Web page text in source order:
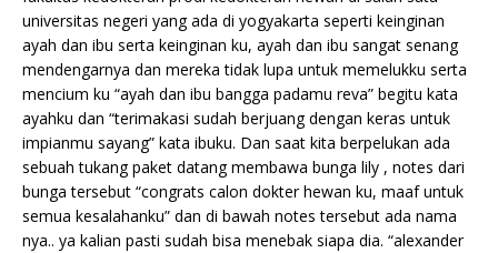
universitas negeri yang ada di yogyakarta seperti keinginan
ayah dan ibu serta keinginan ku, ayah dan ibu sangat senang
mendengarnya dan mereka tidak lupa untuk memelukku serta
mencium ku “ayah dan ibu bangga padamu reva” begitu kata
ayahku dan “terimakasi sudah berjuang dengan keras untuk
impianmu sayang” kata ibuku. Dan saat kita berpelukan ada
sebuah tukang paket datang membawa bunga lily , notes dari
bunga tersebut “congrats calon dokter hewan ku, maaf untuk
semua kesalahanku” dan di bawah notes tersebut ada nama
nya.. ya kalian pasti sudah bisa menebak siapa dia. “alexander